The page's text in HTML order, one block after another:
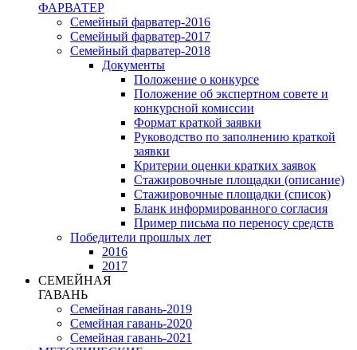
ФАРВАТЕР
Семейный фарватер-2016
Семейный фарватер-2017
Семейный фарватер-2018
Документы
Положение о конкурсе
Положение об экспертном совете и
конкурсной комиссии
Формат краткой заявки
Руководство по заполнению краткой
заявки
Критерии оценки кратких заявок
Стажировочные площадки (описание)
Стажировочные площадки (список)
Бланк информированного согласия
Пример письма по переносу средств
Победители прошлых лет
2016
2017
СЕМЕЙНАЯ
ГАВАНЬ
Семейная гавань-2019
Семейная гавань-2020
Семейная гавань-2021